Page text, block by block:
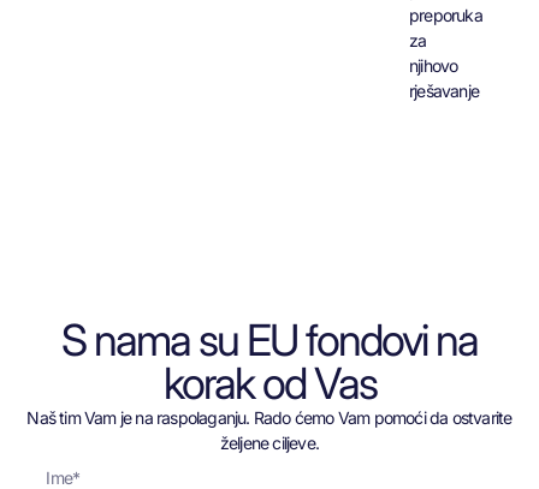
preporuka
za
njihovo
rješavanje
S nama su EU fondovi na
korak od Vas
Naš tim Vam je na raspolaganju. Rado ćemo Vam pomoći da ostvarite
željene ciljeve.